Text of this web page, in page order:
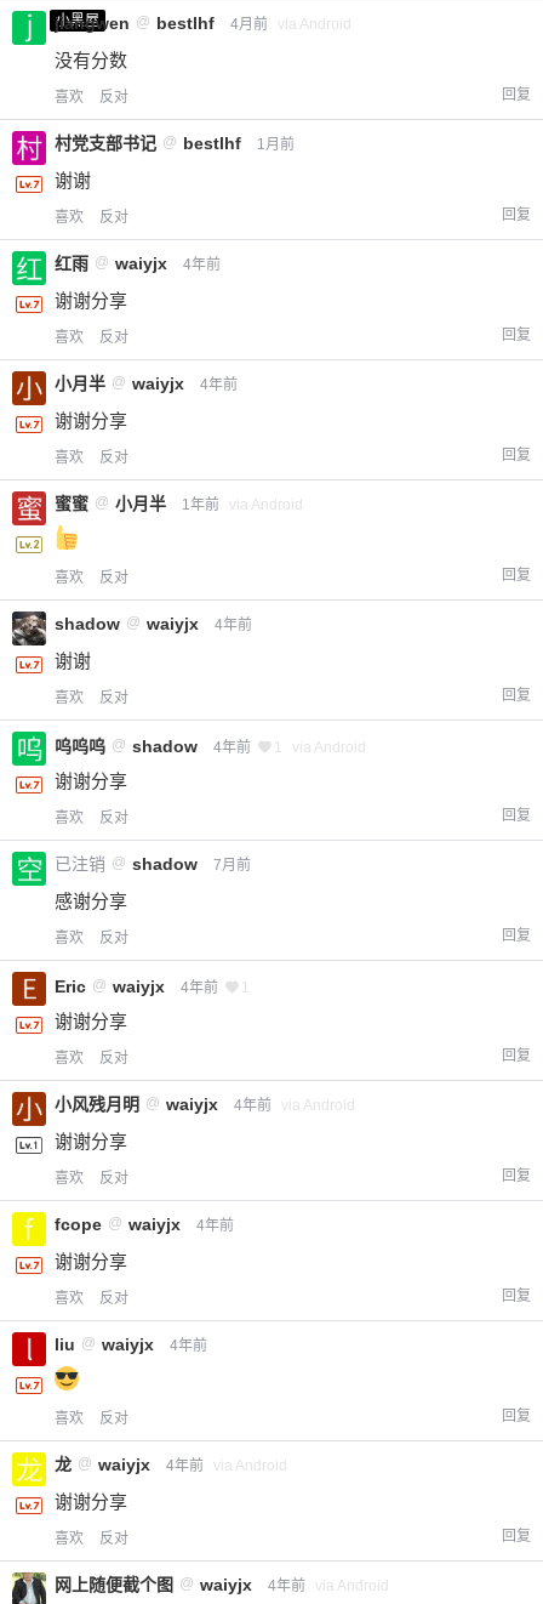
小黑屋
jiangwen @ bestlhf 4月前 via Android
没有分数
喜欢 反对 回复
村党支部书记 @ bestlhf 1月前
谢谢
喜欢 反对 回复
红雨 @ waiyjx 4年前
谢谢分享
喜欢 反对 回复
小月半 @ waiyjx 4年前
谢谢分享
喜欢 反对 回复
蜜蜜 @ 小月半 1年前 via Android
喜欢 反对 回复
shadow @ waiyjx 4年前
谢谢
喜欢 反对 回复
呜呜呜 @ shadow 4年前 1 via Android
谢谢分享
喜欢 反对 回复
已注销 @ shadow 7月前
感谢分享
喜欢 反对 回复
Eric @ waiyjx 4年前 1
谢谢分享
喜欢 反对 回复
小风残月明 @ waiyjx 4年前 via Android
谢谢分享
喜欢 反对 回复
fcope @ waiyjx 4年前
谢谢分享
喜欢 反对 回复
liu @ waiyjx 4年前
喜欢 反对 回复
龙 @ waiyjx 4年前 via Android
谢谢分享
喜欢 反对 回复
网上随便截个图 @ waiyjx 4年前 via Android